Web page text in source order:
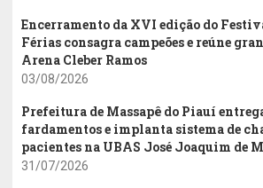
Encerramento da XVI edição do
Férias consagra campeões e reúne
Arena Cleber Ramos
03/08/2026
Prefeitura de Massapê do Piauí
fardamentos e implanta sistema de
pacientes na UBAS José Joaquim de
31/07/2026